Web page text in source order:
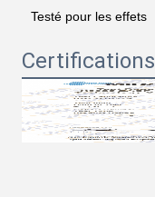
Testé pour les effets
Certifications